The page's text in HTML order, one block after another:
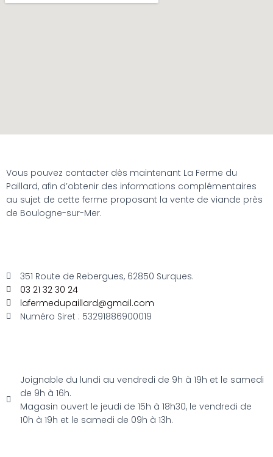
Vous pouvez contacter dès maintenant La Ferme du
Paillard, afin d’obtenir des informations complémentaires
au sujet de cette ferme proposant la vente de viande près
de Boulogne-sur-Mer.
351 Route de Rebergues, 62850 Surques.
03 21 32 30 24
lafermedupaillard@gmail.com
Numéro Siret : 53291886900019
Joignable du lundi au vendredi de 9h à 19h et le samedi
de 9h à 16h.
Magasin ouvert le jeudi de 15h à 18h30, le vendredi de
10h à 19h et le samedi de 09h à 13h.